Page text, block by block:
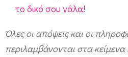
το δικό σου γάλα!
Όλες οι απόψεις και οι
περιλαμβάνονται στα κείμενα